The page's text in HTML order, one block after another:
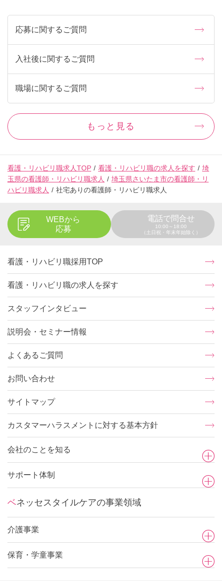
応募に関するご質問
入社後に関するご質問
職場に関するご質問
もっと見る
看護・リハビリ職求人TOP 看護・リハビリ職の求人を探す
埼
玉県の看護師・リハビリ職求人
埼玉県さいたま市の看護師・リ
ハビリ職求人
社宅ありの看護師・リハビリ職求人
WEBから
応募
電話で問合せ
10:00～18:00
（土日祝・年末年始除く）
看護・リハビリ職採用TOP
看護・リハビリ職の求人を探す
スタッフインタビュー
説明会・セミナー情報
よくあるご質問
お問い合わせ
サイトマップ
カスタマーハラスメントに対する基本方針
会社のことを知る
サポート体制
ベネッセスタイルケアの事業領域
介護事業
保育・学童事業